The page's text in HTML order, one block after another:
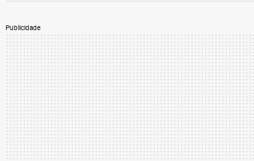
Publicidade